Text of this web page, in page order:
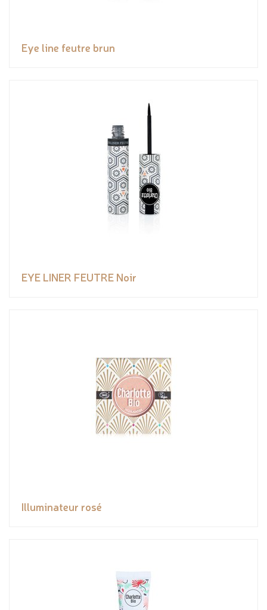
Eye line feutre brun
EYE LINER FEUTRE Noir
Illuminateur rosé